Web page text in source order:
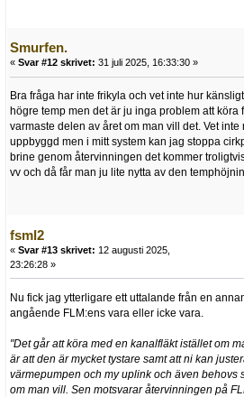
Smurfen.
« Svar #12 skrivet: 31 juli 2025, 16:33:30 »
Bra fråga har inte frikyla och vet inte hur
högre temp men det är ju inga problem att köra
varmaste delen av året om man vill det. Vet inte
uppbyggd men i mitt system kan jag stoppa
brine genom återvinningen det kommer
vv och då får man ju lite nytta av den
fsml2
« Svar #13 skrivet: 12 augusti 2025,
23:26:28 »
Nu fick jag ytterligare ett uttalande från en
angående FLM:ens vara eller icke vara.
"Det går att köra med en kanalfläkt istället om
är att den är mycket tystare samt att ni kan
värmepumpen och my uplink och även behovs
om man vill. Sen motsvarar återvinningen på